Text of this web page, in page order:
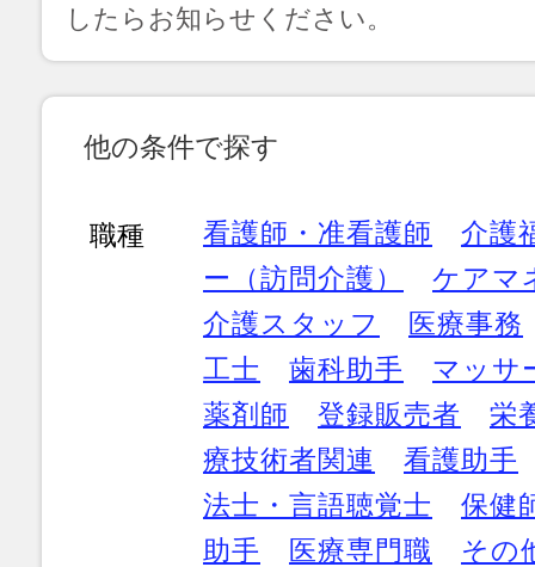
したらお知らせください。
他の条件で探す
職種 看護師・准看護師
介護
ー（訪問介護）
ケアマ
介護スタッフ
医療事務
工士
歯科助手
マッサ
薬剤師
登録販売者
栄
療技術者関連
看護助手
法士・言語聴覚士
保健
助手
医療専門職 その